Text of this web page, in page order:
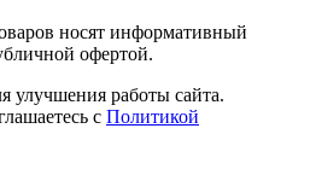
носят информативный
офертой.
улучшения работы сайта.
с Политикой